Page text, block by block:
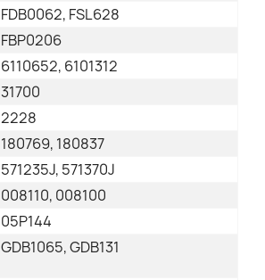
FDB0062, FSL628
FBP0206
6110652, 6101312
31700
2228
180769, 180837
571235J, 571370J
008110, 008100
05P144
GDB1065, GDB131